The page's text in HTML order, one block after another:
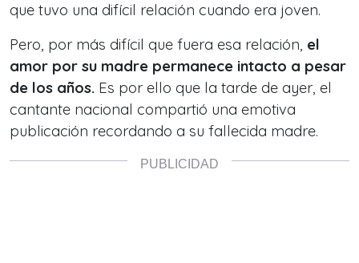
que tuvo una difícil relación cuando era joven.
Pero, por más difícil que fuera esa relación, el
amor por su madre permanece intacto a pesar
de los años. Es por ello que la tarde de ayer, el
cantante nacional compartió una emotiva
publicación recordando a su fallecida madre.